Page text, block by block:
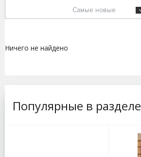
Самые новые
Ничего не найдено
Популярные в разделе